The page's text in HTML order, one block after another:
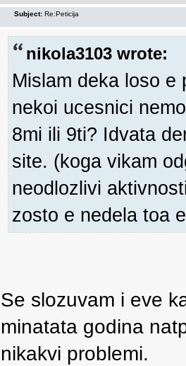
Subject: Re:Peticija
nikola3103 wrote:
Mislam deka loso e
nekoi ucesnici
8mi ili 9ti? Idvata
site. (koga vikam
neodlozlivi
zosto e nedela toa
Se slozuvam i eve
minatata godina
nikakvi problemi.